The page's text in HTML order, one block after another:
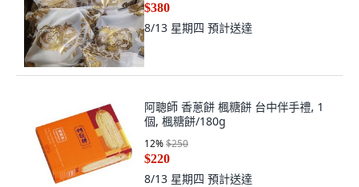
$380
8/13 星期四 預計送達
阿聰師 香蔥餅 楓糖餅 台中伴手禮, 1
個, 楓糖餅/180g
12%$250
$220
8/13 星期四 預計送達